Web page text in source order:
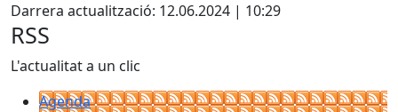
Darrera actualització: 12.06.2024 | 10:29
RSS
L'actualitat a un clic
Agenda